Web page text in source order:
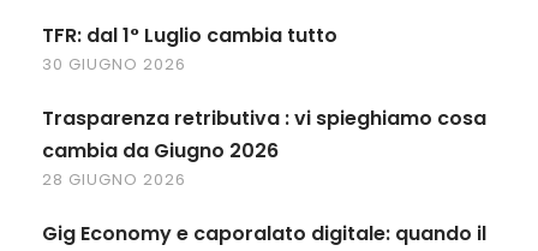
TFR: dal 1° Luglio cambia tutto
30 GIUGNO 2026
Trasparenza retributiva : vi spieghiamo cosa
cambia da Giugno 2026
28 GIUGNO 2026
Gig Economy e caporalato digitale: quando il